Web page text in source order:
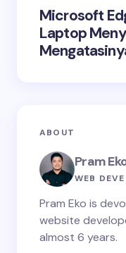
Microsoft
Laptop
ABOUT
Pram
WEB
Pram Eko is
website
almost 6 years.